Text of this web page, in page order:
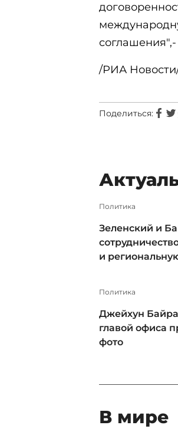
/РИА
Поделиться:
Политика
Зеленский и
и
Политика
Джейхун
главой офиса
фото
В мире